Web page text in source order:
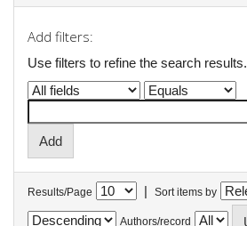
Add filters:
Use filters to refine the search results.
Results/Page | Sort items by
Authors/record